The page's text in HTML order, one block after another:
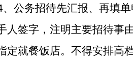
、公务招待先汇报、再填
人签字，注明主要招待事
定就餐饭店。不得安排高档